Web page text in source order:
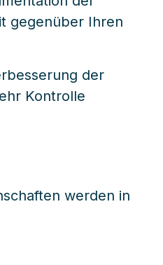
gegenüber Ihren
der
Kontrolle